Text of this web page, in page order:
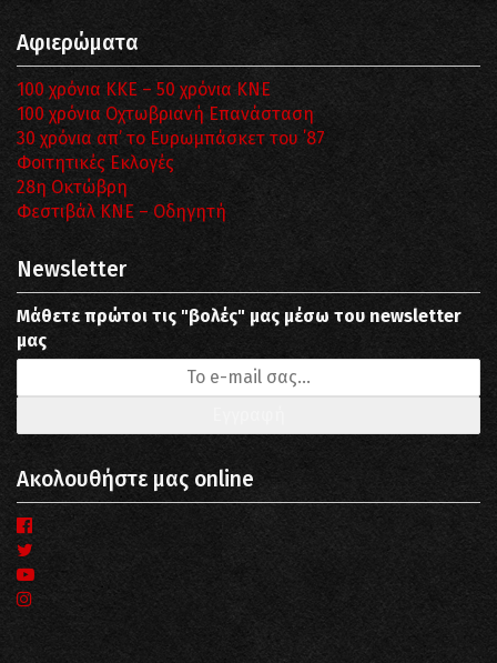
Αφιερώματα
100 χρόνια ΚΚΕ – 50 χρόνια ΚΝΕ
100 χρόνια Οχτωβριανή Επανάσταση
30 χρόνια απ’ το Ευρωμπάσκετ του ΄87
Φοιτητικές Εκλογές
28η Οκτώβρη
Φεστιβάλ ΚΝΕ – Οδηγητή
Newsletter
Μάθετε πρώτοι τις "βολές" μας μέσω του newsletter
μας
Ακολουθήστε μας online